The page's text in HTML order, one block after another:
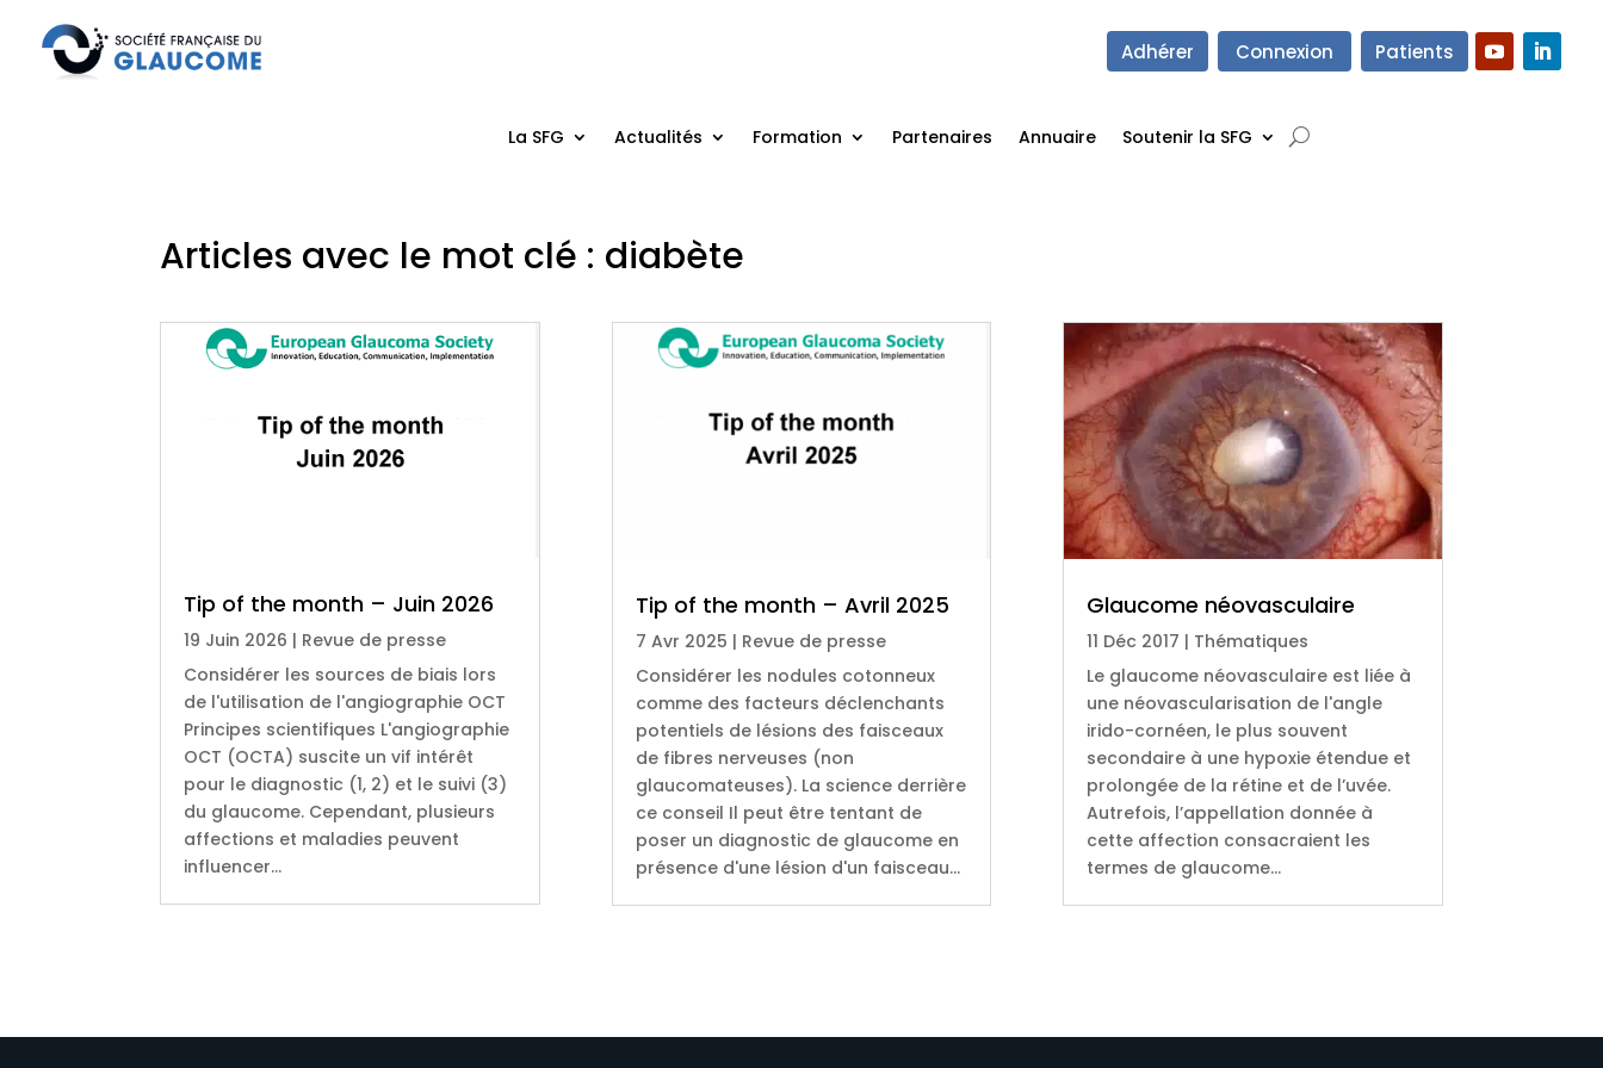
Adhérer Connexion Patients
La SFG Actualités Formation Partenaires Annuaire Soutenir la SFG
Articles avec le mot clé : diabète
Tip of the month – Juin 2026
19 Juin 2026 | Revue de presse
Considérer les sources de biais lors
de l'utilisation de l'angiographie OCT
Principes scientifiques L'angiographie
OCT (OCTA) suscite un vif intérêt
pour le diagnostic (1, 2) et le suivi (3)
du glaucome. Cependant, plusieurs
affections et maladies peuvent
influencer...
Tip of the month – Avril 2025
7 Avr 2025 | Revue de presse
Considérer les nodules cotonneux
comme des facteurs déclenchants
potentiels de lésions des faisceaux
de fibres nerveuses (non
glaucomateuses). La science derrière
ce conseil Il peut être tentant de
poser un diagnostic de glaucome en
présence d'une lésion d'un faisceau...
Glaucome néovasculaire
11 Déc 2017 | Thématiques
Le glaucome néovasculaire est liée à
une néovascularisation de l'angle
irido-cornéen, le plus souvent
secondaire à une hypoxie étendue et
prolongée de la rétine et de l’uvée.
Autrefois, l’appellation donnée à
cette affection consacraient les
termes de glaucome...